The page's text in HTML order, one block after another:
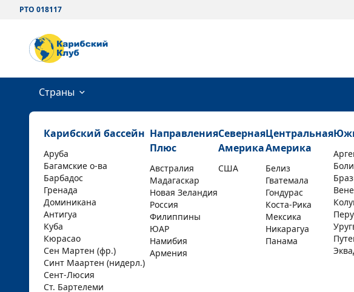
РТО 018117
Страны
Карибский бассейн
Аруба
Багамские о-ва
Барбадос
Гренада
Доминикана
Антигуа
Куба
Кюрасао
Сен Мартен (фр.)
Синт Маартен (нидерл.)
Сент-Люсия
Ст. Бартелеми
Направления
Плюс
Австралия
Мадагаскар
Новая Зеландия
Россия
Филиппины
ЮАР
Намибия
Армения
Северная
Америка
США
Центральная
Америка
Белиз
Гватемала
Гондурас
Коста-Рика
Мексика
Никарагуа
Панама
Перу